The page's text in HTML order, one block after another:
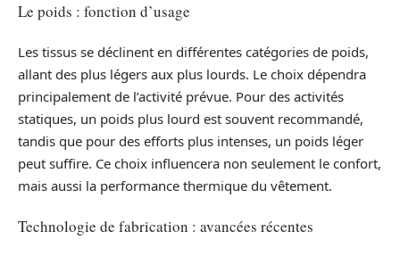
Le poids : fonction d’usage
Les tissus se déclinent en différentes catégories de poids,
allant des plus légers aux plus lourds. Le choix dépendra
principalement de l’activité prévue. Pour des activités
statiques, un poids plus lourd est souvent recommandé,
tandis que pour des efforts plus intenses, un poids léger
peut suffire. Ce choix influencera non seulement le confort,
mais aussi la performance thermique du vêtement.
Technologie de fabrication : avancées récentes